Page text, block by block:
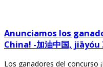
Anunciamos los
China! -加油中国,
Los ganadores del concurso